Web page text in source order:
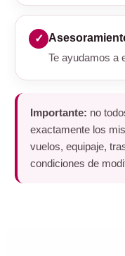
Te ayudamos a
Importante: no
exactamente los
vuelos, equipaje,
condiciones de